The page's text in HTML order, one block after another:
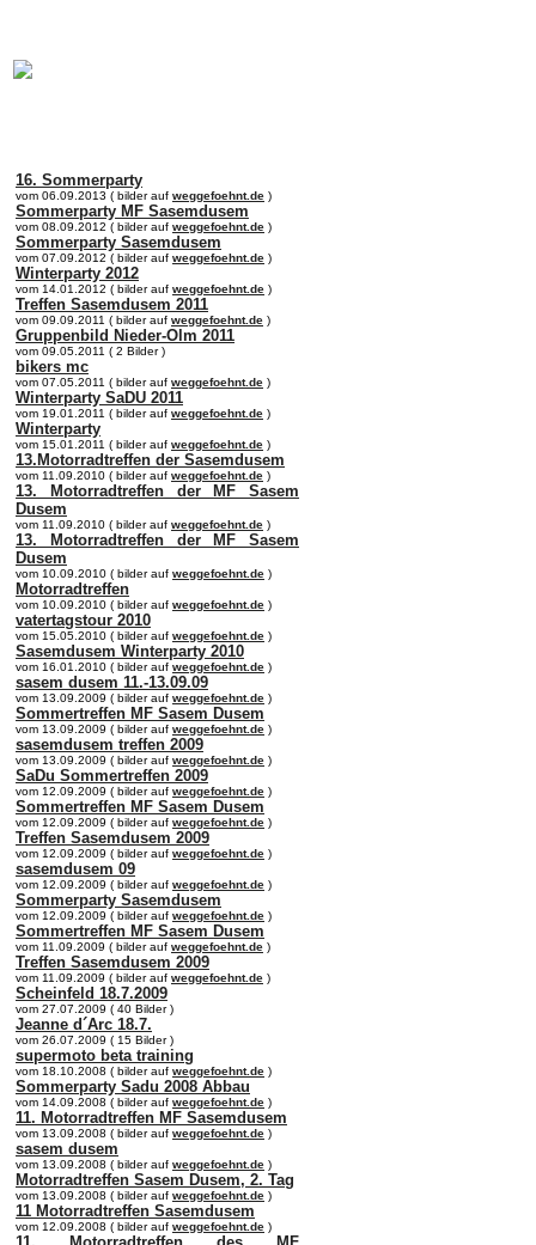
16. Sommerparty
vom 06.09.2013 ( bilder auf weggefoehnt.de )
Sommerparty MF Sasemdusem
vom 08.09.2012 ( bilder auf weggefoehnt.de )
Sommerparty Sasemdusem
vom 07.09.2012 ( bilder auf weggefoehnt.de )
Winterparty 2012
vom 14.01.2012 ( bilder auf weggefoehnt.de )
Treffen Sasemdusem 2011
vom 09.09.2011 ( bilder auf weggefoehnt.de )
Gruppenbild Nieder-Olm 2011
vom 09.05.2011 ( 2 Bilder )
bikers mc
vom 07.05.2011 ( bilder auf weggefoehnt.de )
Winterparty SaDU 2011
vom 19.01.2011 ( bilder auf weggefoehnt.de )
Winterparty
vom 15.01.2011 ( bilder auf weggefoehnt.de )
13.Motorradtreffen der Sasemdusem
vom 11.09.2010 ( bilder auf weggefoehnt.de )
13. Motorradtreffen der MF Sasem
Dusem
vom 11.09.2010 ( bilder auf weggefoehnt.de )
13. Motorradtreffen der MF Sasem
Dusem
vom 10.09.2010 ( bilder auf weggefoehnt.de )
Motorradtreffen
vom 10.09.2010 ( bilder auf weggefoehnt.de )
vatertagstour 2010
vom 15.05.2010 ( bilder auf weggefoehnt.de )
Sasemdusem Winterparty 2010
vom 16.01.2010 ( bilder auf weggefoehnt.de )
sasem dusem 11.-13.09.09
vom 13.09.2009 ( bilder auf weggefoehnt.de )
Sommertreffen MF Sasem Dusem
vom 13.09.2009 ( bilder auf weggefoehnt.de )
sasemdusem treffen 2009
vom 13.09.2009 ( bilder auf weggefoehnt.de )
SaDu Sommertreffen 2009
vom 12.09.2009 ( bilder auf weggefoehnt.de )
Sommertreffen MF Sasem Dusem
vom 12.09.2009 ( bilder auf weggefoehnt.de )
Treffen Sasemdusem 2009
vom 12.09.2009 ( bilder auf weggefoehnt.de )
sasemdusem 09
vom 12.09.2009 ( bilder auf weggefoehnt.de )
Sommerparty Sasemdusem
vom 12.09.2009 ( bilder auf weggefoehnt.de )
Sommertreffen MF Sasem Dusem
vom 11.09.2009 ( bilder auf weggefoehnt.de )
Treffen Sasemdusem 2009
vom 11.09.2009 ( bilder auf weggefoehnt.de )
Scheinfeld 18.7.2009
vom 27.07.2009 ( 40 Bilder )
Jeanne d´Arc 18.7.
vom 26.07.2009 ( 15 Bilder )
supermoto beta training
vom 18.10.2008 ( bilder auf weggefoehnt.de )
Sommerparty Sadu 2008 Abbau
vom 14.09.2008 ( bilder auf weggefoehnt.de )
11. Motorradtreffen MF Sasemdusem
vom 13.09.2008 ( bilder auf weggefoehnt.de )
sasem dusem
vom 13.09.2008 ( bilder auf weggefoehnt.de )
Motorradtreffen Sasem Dusem, 2. Tag
vom 13.09.2008 ( bilder auf weggefoehnt.de )
11 Motorradtreffen Sasemdusem
vom 12.09.2008 ( bilder auf weggefoehnt.de )